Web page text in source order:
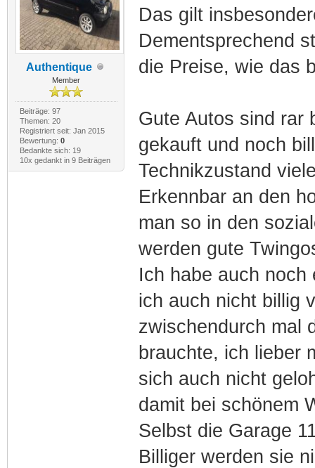
Authentique
Member
Beiträge: 97
Themen: 20
Registriert seit: Jan 2015
Bewertung: 0
Bedankte sich: 19
10x gedankt in 9 Beiträgen
Das gilt
Dementsprechend
die Preise, wie das
Gute Autos sind rar
gekauft und noch
Technikzustand
Erkennbar an den
man so in den
werden gute
Ich habe auch noch
ich auch nicht billig
zwischendurch mal
brauchte, ich lieber
sich auch nicht
damit bei schönem
Selbst die Garage
Billiger werden sie